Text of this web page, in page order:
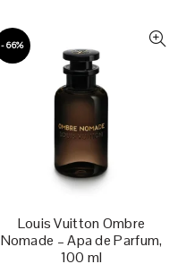
-66%
Louis Vuitton Ombre
Nomade – Apa de Parfum,
100 ml